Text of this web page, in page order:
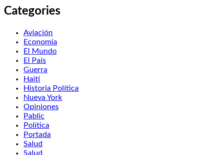
Categories
Aviación
Economía
El Mundo
El País
Guerra
Haití
Historia Política
Nueva York
Opiniones
Pablic
Política
Portada
Salud
Salud